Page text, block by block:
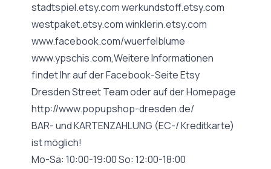
stadtspiel.etsy.com werkundstoff.etsy.com
westpaket.etsy.com winklerin.etsy.com
www.facebook.com/wuerfelblume
www.ypschis.com,WeitereInformationen
findet Ihr auf der Facebook-Seite Etsy
Dresden Street Team oder auf der Homepage
http://www.popupshop-dresden.de/
BAR- und KARTENZAHLUNG (EC-/ Kreditkarte)
ist möglich!
Mo-Sa: 10:00-19:00 So: 12:00-18:00